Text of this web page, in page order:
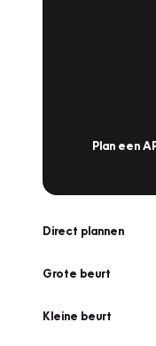
Plan een
Direct plannen
Grote beurt
Kleine beurt